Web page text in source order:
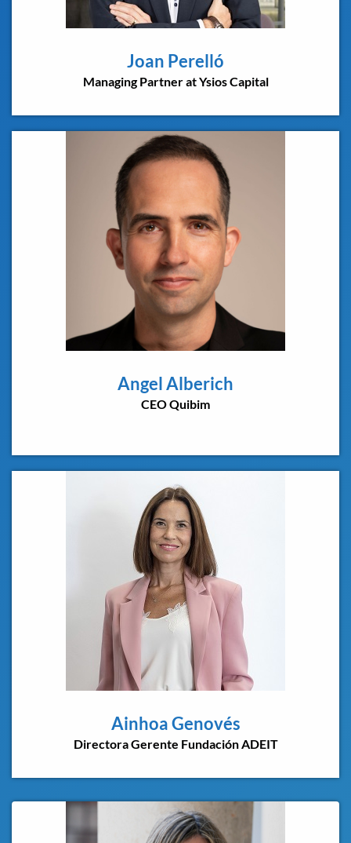
Joan Perelló
Managing Partner at Ysios Capital
Angel Alberich
CEO Quibim
Ainhoa Genovés
Directora Gerente Fundación ADEIT